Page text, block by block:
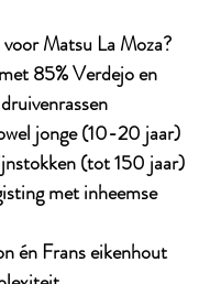
Matsu La Moza?
85% Verdejo en
jonge (10-20 jaar)
(tot 150 jaar)
met inheemse
én Frans eikenhout